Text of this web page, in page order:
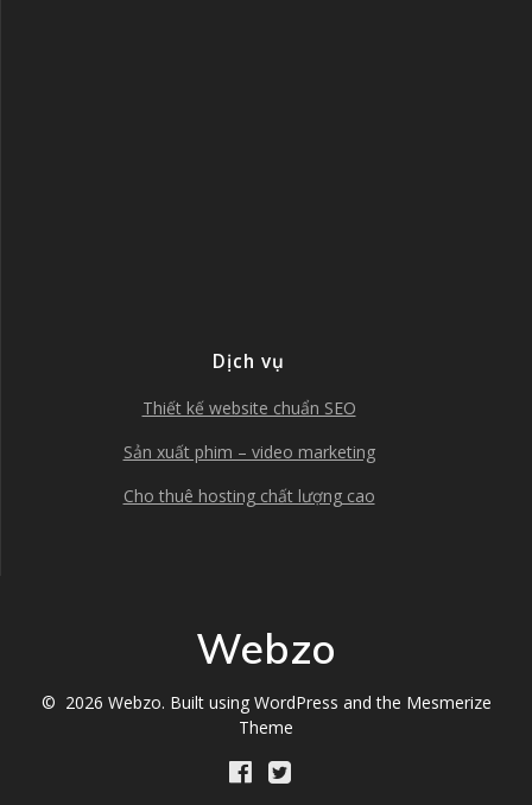
Dịch vụ
Thiết kế website chuẩn SEO
Sản xuất phim – video marketing
Cho thuê hosting chất lượng cao
Webzo
© 2026 Webzo. Built using WordPress and the Mesmerize
Theme